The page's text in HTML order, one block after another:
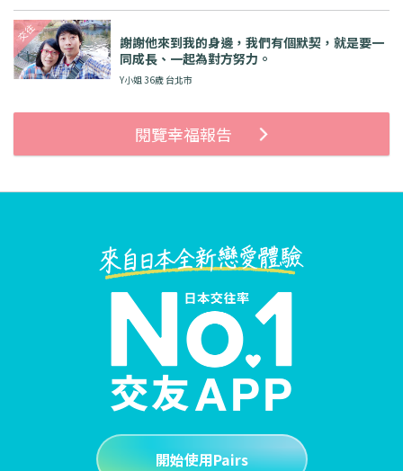
謝謝他來到我的身邊，我們有個默契，就是要一
同成長、一起為對方努力。
Y小姐 36歲 台北市
閱覽幸福報告
開始使用Pairs